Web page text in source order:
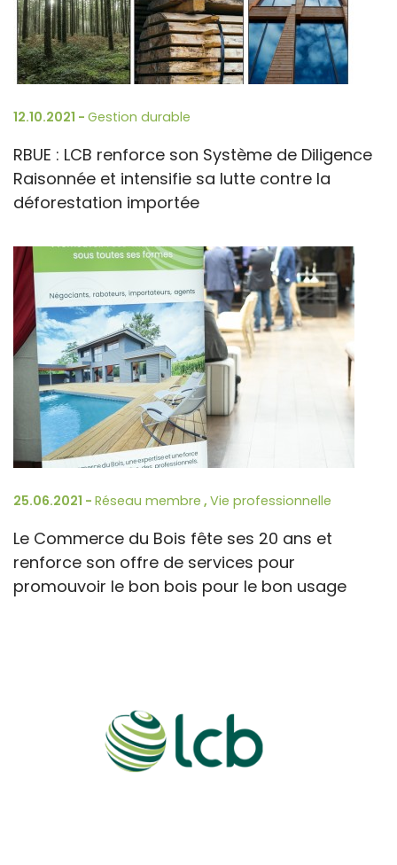
12.10.2021 - Gestion durable
RBUE : LCB renforce son Système de Diligence
Raisonnée et intensifie sa lutte contre la
déforestation importée
25.06.2021 - Réseau membre , Vie professionnelle
Le Commerce du Bois fête ses 20 ans et
renforce son offre de services pour
promouvoir le bon bois pour le bon usage